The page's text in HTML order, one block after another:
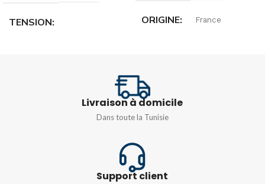
TENSION
50/60HZ
ORIGINE France
COURANT NOMINAL
16A
Livraison à domicile
Dans toute la Tunisie
Support client